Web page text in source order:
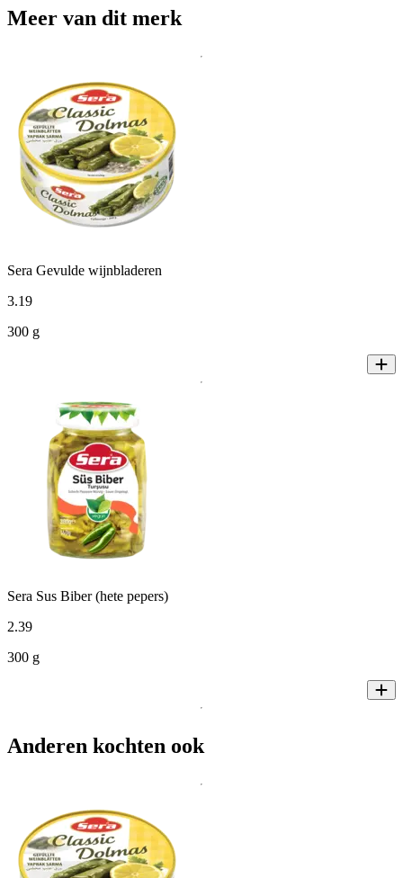
Meer van dit merk
Sera Gevulde wijnbladeren
3.19
300 g
Sera Sus Biber (hete pepers)
2.39
300 g
Anderen kochten ook